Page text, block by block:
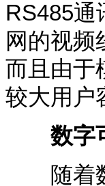
RS485通
网的视频
而且由于
较大用户
数字
随着数